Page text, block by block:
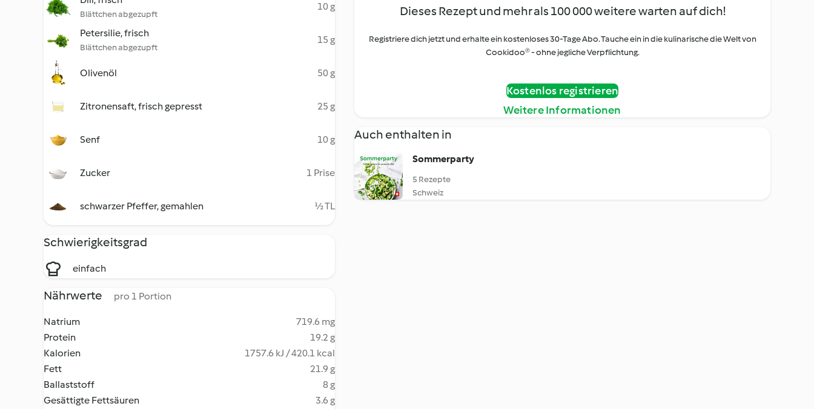
Blättchen abgezupft
10 g
Petersilie, frisch
Blättchen abgezupft
15 g
Olivenöl 50 g
Zitronensaft, frisch gepresst 25 g
Senf 10 g
Zucker 1 Prise
schwarzer Pfeffer, gemahlen ½ TL
Schwierigkeitsgrad
einfach
Nährwerte pro 1 Portion
Natrium
719.6 mg
Protein
19.2 g
Kalorien
1757.6 kJ / 420.1 kcal
Fett
21.9 g
Ballaststoff
8 g
Gesättigte Fettsäuren
3.6 g
Dieses Rezept und mehr als 100 000 weitere warten auf dich!
Registriere dich jetzt und erhalte ein kostenloses 30-Tage Abo. Tauche ein in die kulinarische die Welt von
Cookidoo® - ohne jegliche Verpflichtung.
Kostenlos registrieren
Weitere Informationen
Auch enthalten in
Sommerparty
5 Rezepte
Schweiz